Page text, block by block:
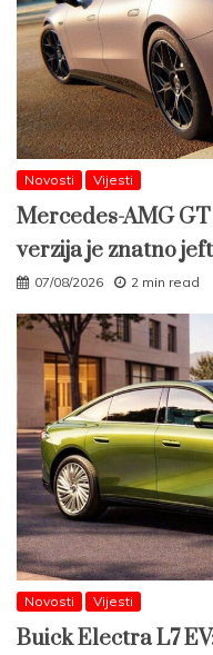
Novosti Vijesti
Mercedes-AMG
verzija je znatno
07/08/2026 2 min read
Novosti Vijesti
Buick Electra L7